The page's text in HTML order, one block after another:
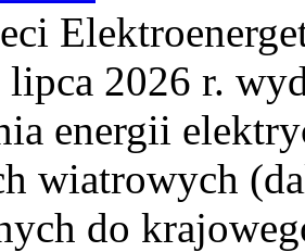
2026 r.
energii
wiatrowych
do